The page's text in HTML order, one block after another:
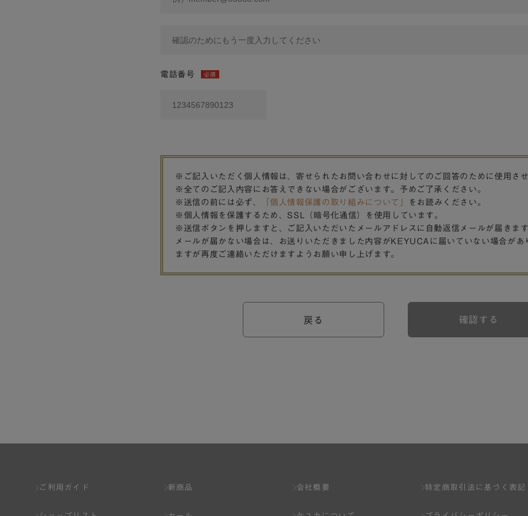
電話番号 必須
※ご記入いただく個人情報は、寄せられたお問い合わせに対してのご回答のために使用さ
※全てのご記入内容にお答えできない場合がございます。予めご了承ください。
※送信の前には必ず、
「個人情報保護の取り組みについて」
をお読みください。
※個人情報を保護するため、SSL（暗号化通信）を使用しています。
※送信ボタンを押しますと、ご記入いただいたメールアドレスに自動返信メールが届きま
メールが届かない場合は、お送りいただきました内容がKEYUCAに届いていない場合があ
ますが再度ご連絡いただけますようお願い申し上げます。
戻る 確認する
ご利用ガイド 新商品 会社概要 特定商取引法に基づく表記